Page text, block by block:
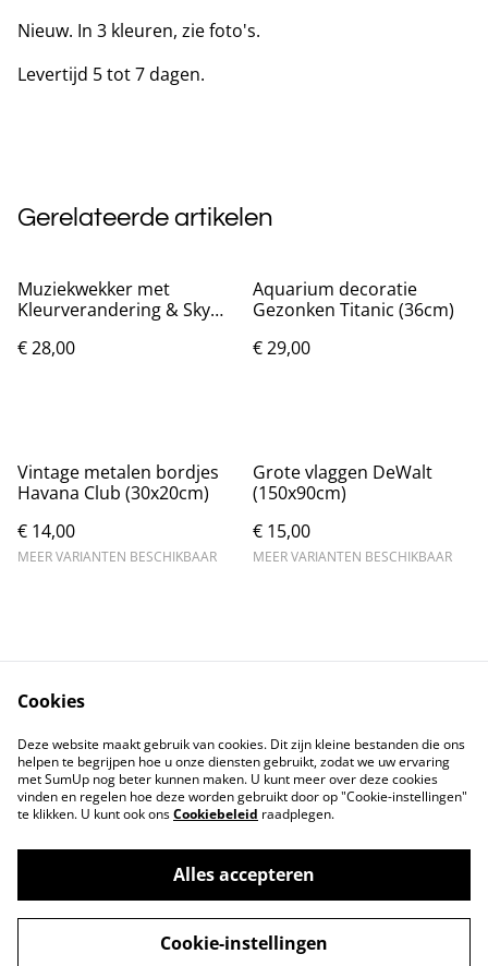
Nieuw. In 3 kleuren, zie foto's.
Levertijd 5 tot 7 dagen.
Gerelateerde artikelen
Muziekwekker met
Kleurverandering & Sky
Nachtlamp
€ 28,00
Aquarium decoratie
Gezonken Titanic (36cm)
€ 29,00
Vintage metalen bordjes
Havana Club (30x20cm)
€ 14,00
MEER VARIANTEN BESCHIKBAAR
Grote vlaggen DeWalt
(150x90cm)
€ 15,00
MEER VARIANTEN BESCHIKBAAR
Contact
Voorwaarden
Privacybeleid
Cookiebeleid
©2026Markthuis Friesland
powered by
Cookies
Deze website maakt gebruik van cookies. Dit zijn kleine bestanden die ons
helpen te begrijpen hoe u onze diensten gebruikt, zodat we uw ervaring
met SumUp nog beter kunnen maken. U kunt meer over deze cookies
vinden en regelen hoe deze worden gebruikt door op "Cookie-instellingen"
te klikken. U kunt ook onsCookiebeleid raadplegen.
Alles accepteren
Cookie-instellingen